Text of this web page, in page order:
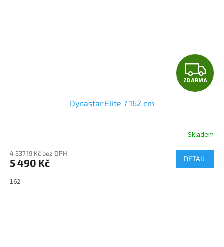
Z
D
R
M
A
ZDARMA
Dynastar Elite 7 162 cm
Skladem
4 537,19 Kč bez DPH
5 490 Kč DETAIL
162